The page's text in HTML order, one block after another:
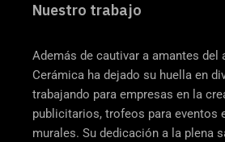
Nuestro trabajo
Además de cautivar a amantes del
Cerámica ha dejado su huella en
trabajando para empresas en la
publicitarios, trofeos para eventos
murales. Su dedicación a la plena